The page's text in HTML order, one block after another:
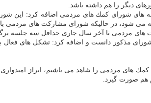
دیگر را هم داشته باشد.
می شود، در حالیكه شورای مشاركت های مردمی
های مردمی تا آخر سال جاری حداقل سه جلسه
مذكور دانست و اضافه كرد: تشكل های
های مردمی را شاهد می باشیم، ابراز امیدواری
هم صورت گیرد.